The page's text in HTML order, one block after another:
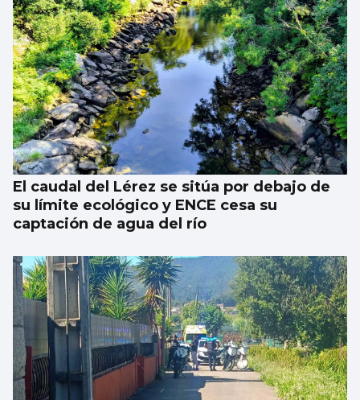
El caudal del Lérez se sitúa por debajo de
su límite ecológico y ENCE cesa su
captación de agua del río